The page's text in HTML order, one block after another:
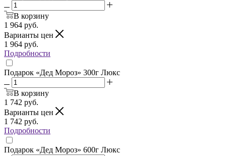
В корзину
1 964 руб.
Варианты цен
1 964 руб.
Подробности
Подарок «Дед Мороз» 300г Люкс
В корзину
1 742 руб.
Варианты цен
1 742 руб.
Подробности
Подарок «Дед Мороз» 600г Люкс